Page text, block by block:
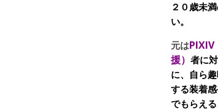
２０歳未
い。
元は
援） 者に
に、自ら
する装着
でもらえ